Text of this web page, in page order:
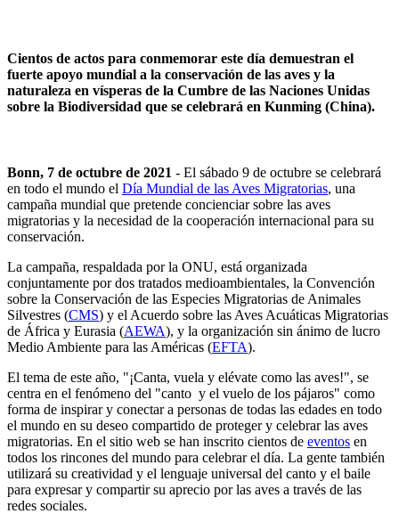
Cientos de actos para conmemorar este día demuestran el
fuerte apoyo mundial a la conservación de las aves y la
naturaleza en vísperas de la Cumbre de las Naciones Unidas
sobre la Biodiversidad que se celebrará en Kunming (China).
Bonn, 7 de octubre de 2021 - El sábado 9 de octubre se celebrará
en todo el mundo el Día Mundial de las Aves Migratorias, una
campaña mundial que pretende concienciar sobre las aves
migratorias y la necesidad de la cooperación internacional para su
conservación.
La campaña, respaldada por la ONU, está organizada
conjuntamente por dos tratados medioambientales, la Convención
sobre la Conservación de las Especies Migratorias de Animales
Silvestres (CMS) y el Acuerdo sobre las Aves Acuáticas Migratorias
de África y Eurasia (AEWA), y la organización sin ánimo de lucro
Medio Ambiente para las Américas (EFTA).
El tema de este año, "¡Canta, vuela y elévate como las aves!", se
centra en el fenómeno del "canto y el vuelo de los pájaros" como
forma de inspirar y conectar a personas de todas las edades en todo
el mundo en su deseo compartido de proteger y celebrar las aves
migratorias. En el sitio web se han inscrito cientos de eventos en
todos los rincones del mundo para celebrar el día. La gente también
utilizará su creatividad y el lenguaje universal del canto y el baile
para expresar y compartir su aprecio por las aves a través de las
redes sociales.